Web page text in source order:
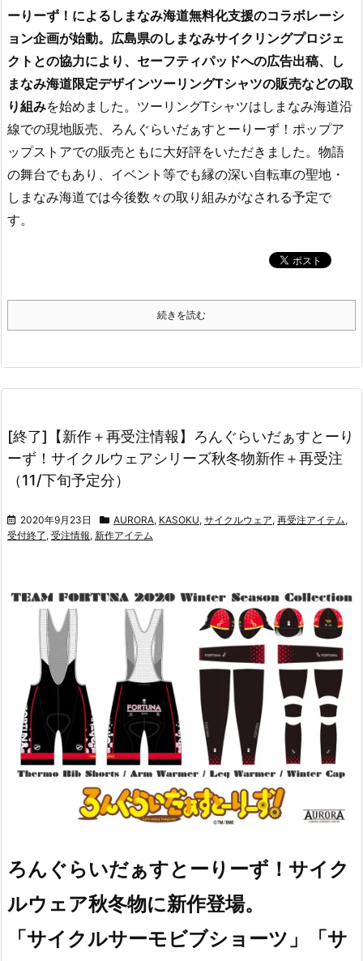
ーりーず！によるしまなみ海道無料化支援のコラボレーシ
ョン企画が始動。広島県のしまなみサイクリングプロジェ
クトとの協力により、セーフティパッドへの広告出稿、し
まなみ海道限定デザインツーリングTシャツの販売などの取
り組みを始めました。ツーリングTシャツはしまなみ海道沿
線での現地販売、ろんぐらいだぁすとーりーず！ポップア
ップストアでの販売ともに大好評をいただきました。物語
の舞台でもあり、イベント等でも縁の深い自転車の聖地・
しまなみ海道では今後数々の取り組みがなされる予定で
す。
続きを読む
[終了]【新作＋再受注情報】ろんぐらいだぁすとーり
ーず！サイクルウェアシリーズ秋冬物新作＋再受注
（11/下旬予定分）
2020年9月23日 AURORA, KASOKU, サイクルウェア, 再受注アイテム,
受付終了 , 受注情報, 新作アイテム
ろんぐらいだぁすとーりーず！サイク
ルウェア秋冬物に新作登場。
「サイクルサーモビブショーツ」「サ